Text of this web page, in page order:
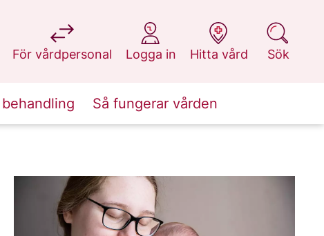
För vårdpersonal
på 1177.se
Logga in
på 1177.se
Hitta vård
på 1177.se
Sök
på 1177.se
Så fungerar vården